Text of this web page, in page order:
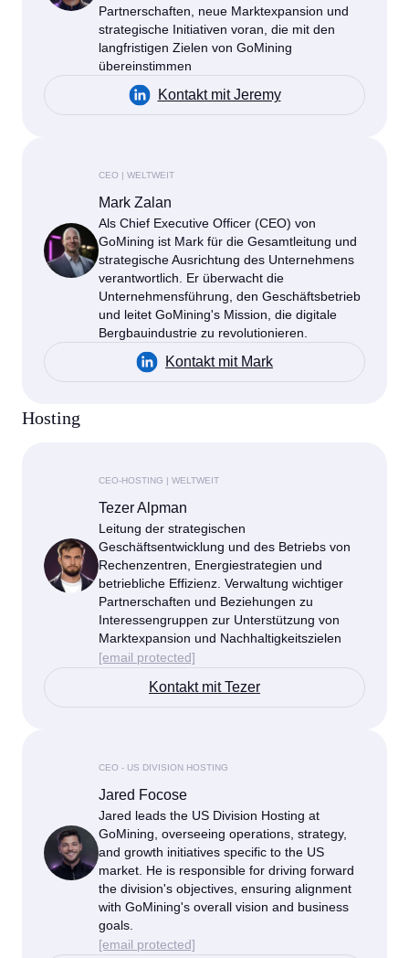
Partnerschaften, neue Marktexpansion und
strategische Initiativen voran, die mit den
langfristigen Zielen von GoMining
übereinstimmen
Kontakt mit Jeremy
CEO | WELTWEIT
Mark Zalan
Als Chief Executive Officer (CEO) von
GoMining ist Mark für die Gesamtleitung und
strategische Ausrichtung des Unternehmens
verantwortlich. Er überwacht die
Unternehmensführung, den Geschäftsbetrieb
und leitet GoMining's Mission, die digitale
Bergbauindustrie zu revolutionieren.
Kontakt mit Mark
Hosting
CEO-HOSTING | WELTWEIT
Tezer Alpman
Leitung der strategischen
Geschäftsentwicklung und des Betriebs von
Rechenzentren, Energiestrategien und
betriebliche Effizienz. Verwaltung wichtiger
Partnerschaften und Beziehungen zu
Interessengruppen zur Unterstützung von
Marktexpansion und Nachhaltigkeitszielen
[email protected]
Kontakt mit Tezer
CEO - US DIVISION HOSTING
Jared Focose
Jared leads the US Division Hosting at
GoMining, overseeing operations, strategy,
and growth initiatives specific to the US
market. He is responsible for driving forward
the division's objectives, ensuring alignment
with GoMining's overall vision and business
goals.
[email protected]